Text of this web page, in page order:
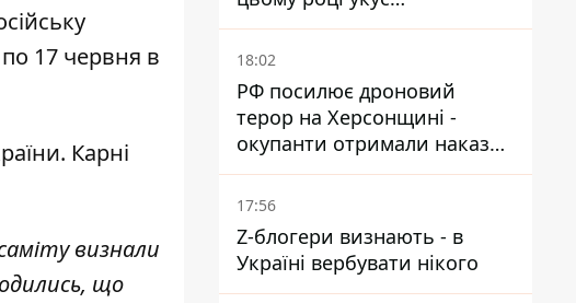
17 червня в
Карні
визнали
що
небезпечного каракурта
18:02
РФ посилює дроновий
терор на Херсонщині -
окупанти отримали наказ
вільно полювати на автівки
17:56
Z-блогери визнають - в
Україні вербувати нікого